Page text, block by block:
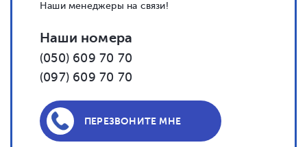
Наши менеджеры на связи!
Наши номера
(050) 609 70 70
(097) 609 70 70
ПЕРЕЗВОНИТЕ МНЕ